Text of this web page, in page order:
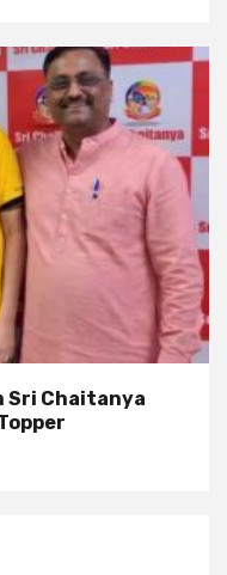
Sri Chaitanya